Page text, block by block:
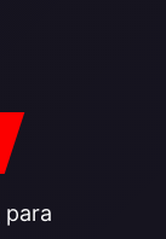
para